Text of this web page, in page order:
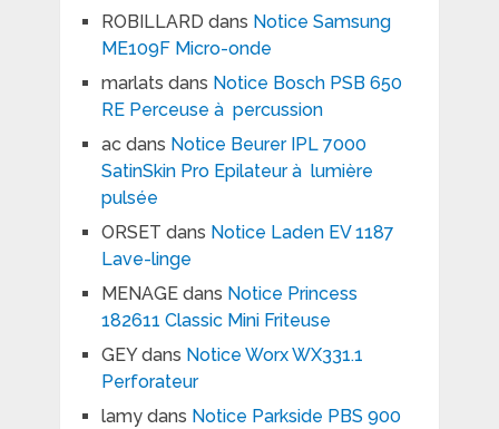
ROBILLARD dans Notice Samsung
ME109F Micro-onde
marlats dans Notice Bosch PSB 650
RE Perceuse à percussion
acdans Notice Beurer IPL 7000
SatinSkin Pro Epilateur à lumière
pulsée
ORSET dans Notice Laden EV 1187
Lave-linge
MENAGEdans Notice Princess
182611 Classic Mini Friteuse
GEYdans Notice Worx WX331.1
Perforateur
lamydans Notice Parkside PBS 900